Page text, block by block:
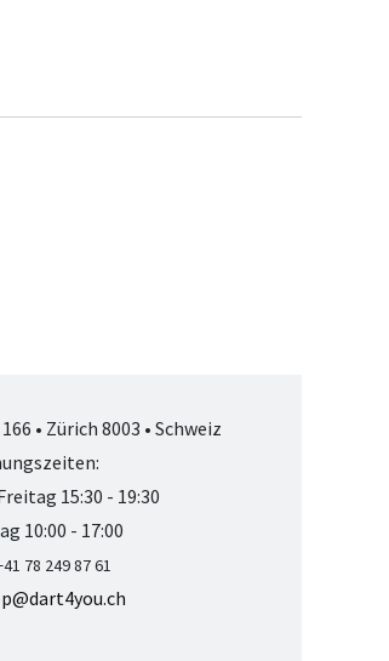
• Zürich 8003 • Schweiz
15:30 - 19:30
10:00 - 17:00
78 249 87 61